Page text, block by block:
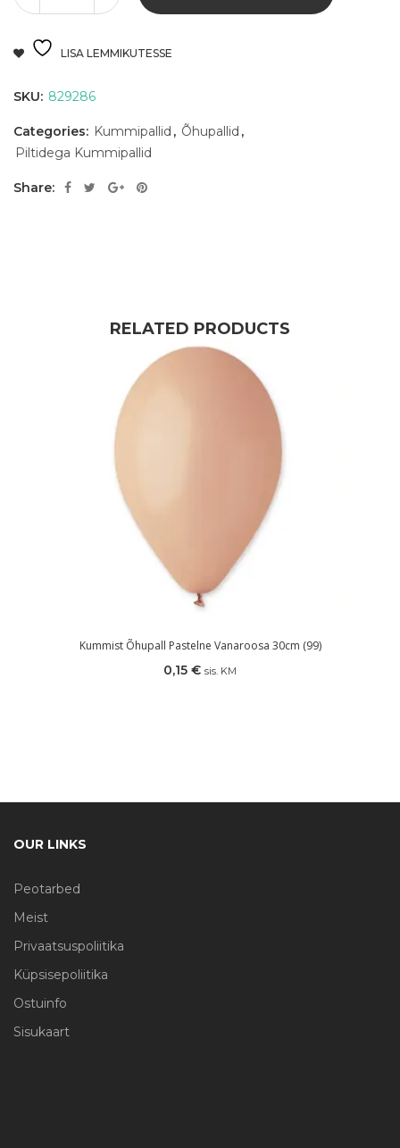
LISA LEMMIKUTESSE
SKU: 829286
Categories: Kummipallid , Õhupallid ,
Piltidega Kummipallid
Share:
RELATED PRODUCTS
Kummist Õhupall Pastelne Vanaroosa 30cm (99)
0,15 € sis. KM
OUR LINKS
Peotarbed
Meist
Privaatsuspoliitika
Küpsisepoliitika
Ostuinfo
Sisukaart